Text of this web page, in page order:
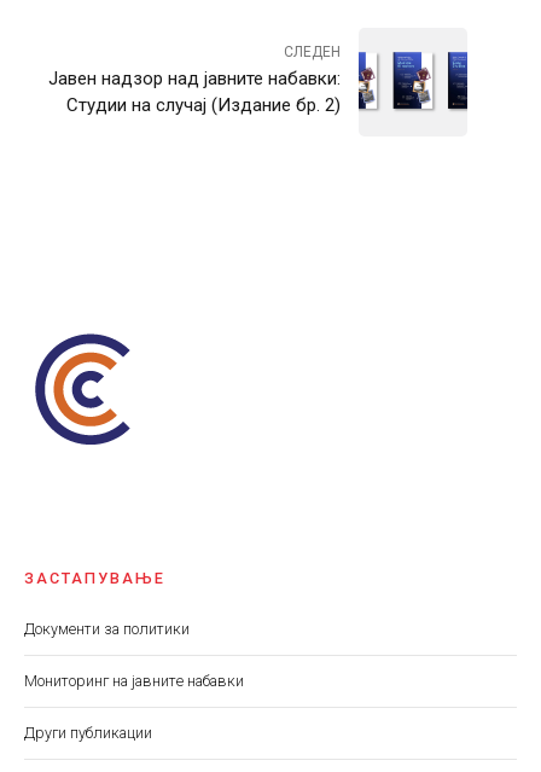
СЛЕДЕН
Јавен надзор над јавните набавки:
Студии на случај (Издание бр. 2)
ЗАСТАПУВАЊЕ
Документи за политики
Мониторинг на јавните набавки
Други публикации